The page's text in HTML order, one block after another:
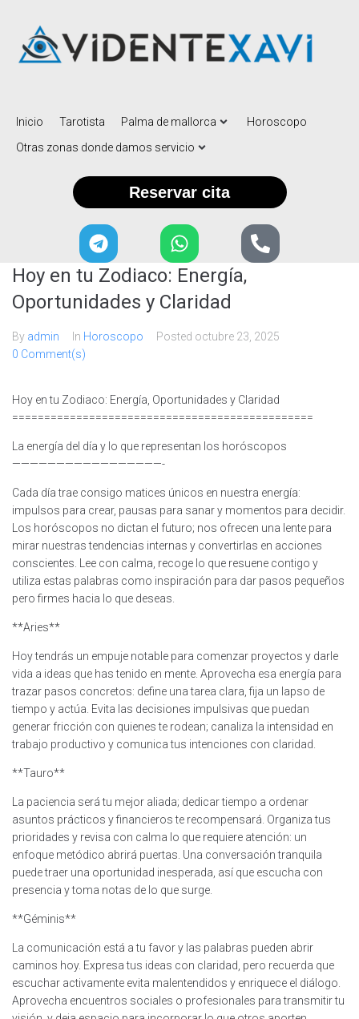
Inicio Tarotista Palma de mallorca
Horoscopo
Otras zonas donde damos servicio
Reservar cita
Hoy en tu Zodiaco: Energía,
Oportunidades y Claridad
By admin In Horoscopo Posted octubre 23, 2025
0 Comment(s)
Hoy en tu Zodiaco: Energía, Oportunidades y Claridad
===============================================
La energía del día y lo que representan los horóscopos
—————————————————-
Cada día trae consigo matices únicos en nuestra energía:
impulsos para crear, pausas para sanar y momentos para decidir.
Los horóscopos no dictan el futuro; nos ofrecen una lente para
mirar nuestras tendencias internas y convertirlas en acciones
conscientes. Lee con calma, recoge lo que resuene contigo y
utiliza estas palabras como inspiración para dar pasos pequeños
pero firmes hacia lo que deseas.
**Aries**
Hoy tendrás un empuje notable para comenzar proyectos y darle
vida a ideas que has tenido en mente. Aprovecha esa energía para
trazar pasos concretos: define una tarea clara, fija un lapso de
tiempo y actúa. Evita las decisiones impulsivas que puedan
generar fricción con quienes te rodean; canaliza la intensidad en
trabajo productivo y comunica tus intenciones con claridad.
**Tauro**
La paciencia será tu mejor aliada; dedicar tiempo a ordenar
asuntos prácticos y financieros te recompensará. Organiza tus
prioridades y revisa con calma lo que requiere atención: un
enfoque metódico abrirá puertas. Una conversación tranquila
puede traer una oportunidad inesperada, así que escucha con
presencia y toma notas de lo que surge.
**Géminis**
La comunicación está a tu favor y las palabras pueden abrir
caminos hoy. Expresa tus ideas con claridad, pero recuerda que
escuchar activamente evita malentendidos y enriquece el diálogo.
Aprovecha encuentros sociales o profesionales para transmitir tu